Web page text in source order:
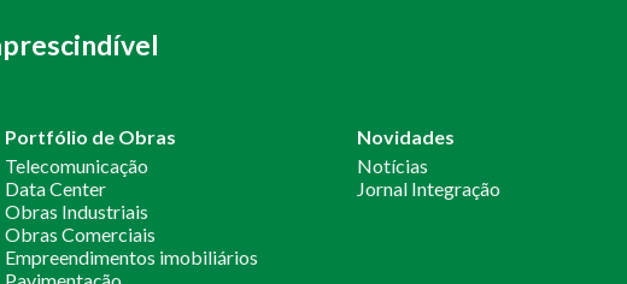
Portfólio de Obras
Telecomunicação
Data Center
Obras Industriais
Obras Comerciais
Empreendimentos imobiliários
Novidades
Notícias
Jornal Integração